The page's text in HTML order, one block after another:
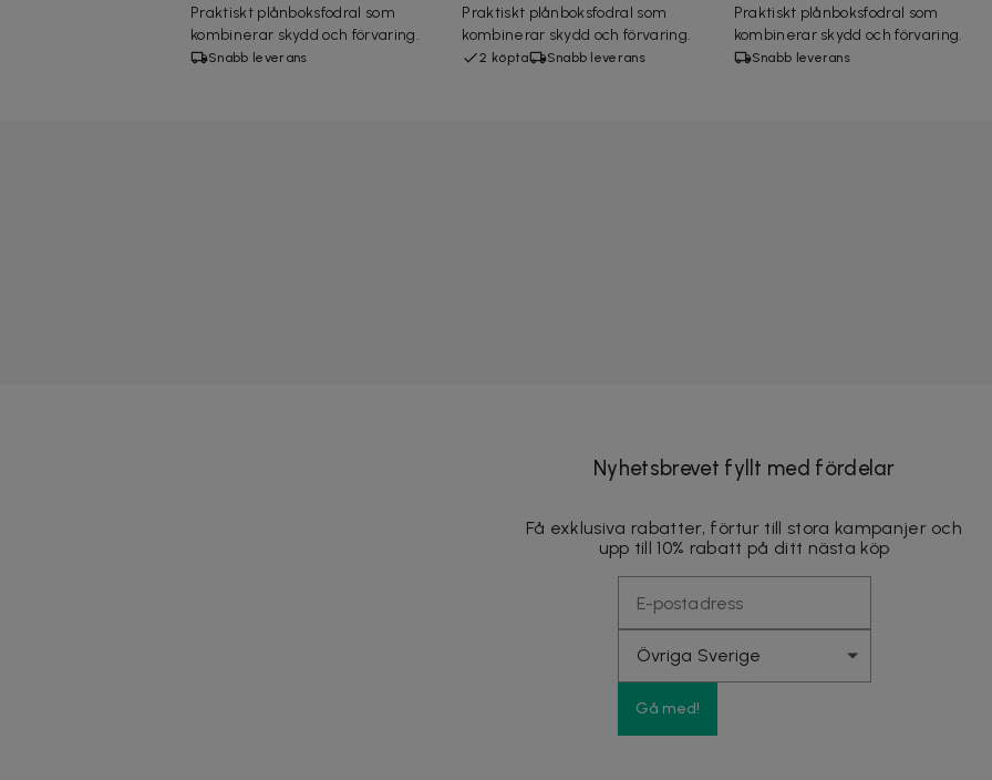
Praktiskt plånboksfodral som
kombinerar skydd och förvaring.
Snabb leverans
Praktiskt plånboksfodral som
kombinerar skydd och förvaring.
2 köpta Snabb leverans
Praktiskt plånboksfodral som
kombinerar skydd och förvaring.
Snabb leverans
Nyhetsbrevet fyllt med fördelar
Få exklusiva rabatter, förtur till stora kampanjer och
upp till 10% rabatt på ditt nästa köp
Gå med!